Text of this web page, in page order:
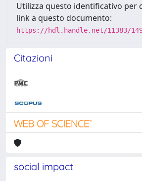
Utilizza questo identificativo per
link a questo documento:
https://hdl.handle.net/11383/
Citazioni
social impact